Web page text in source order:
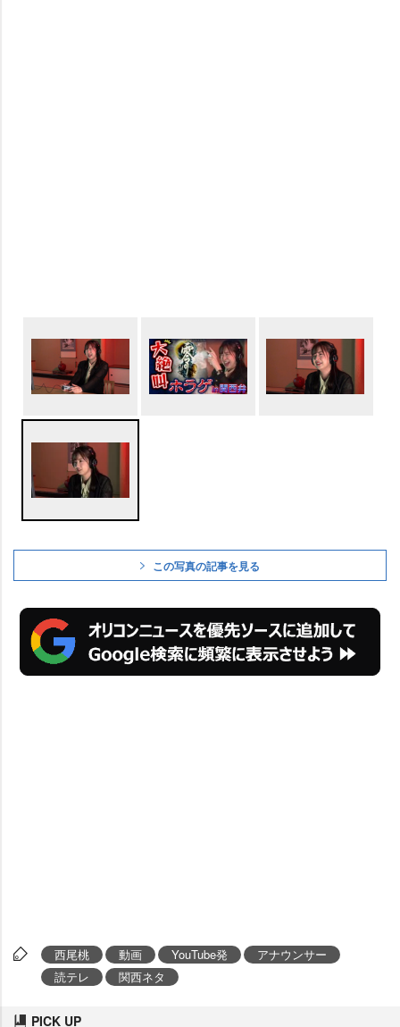
この写真の記事を見る
西尾桃 動画 YouTube発
アナウンサー
読テレ
関西ネタ
PICK UP